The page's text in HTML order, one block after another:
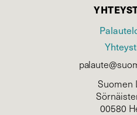
Suomen
00580